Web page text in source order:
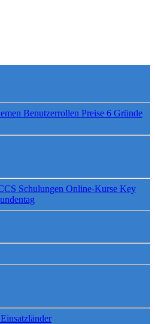
Benutzerrollen Preise 6 Gründe
Schulungen Online-Kurse Key
Einsatzländer